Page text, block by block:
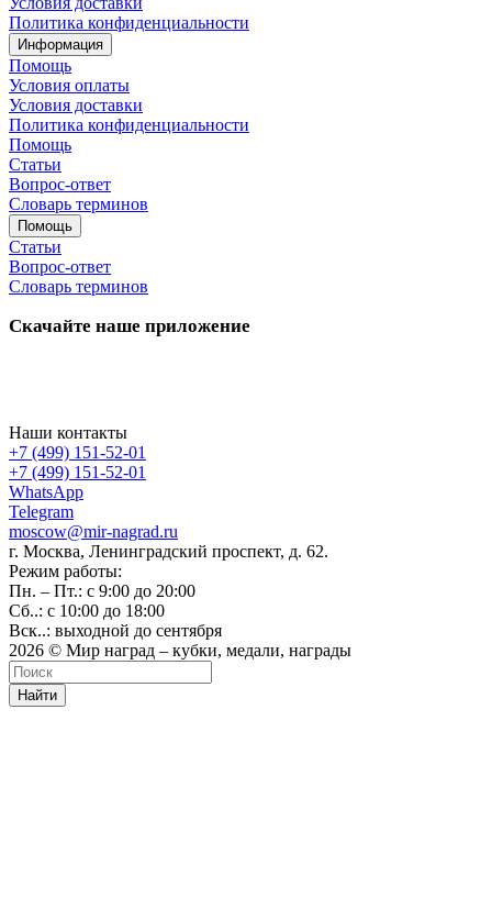
Политика конфиденциальности
Информация
Помощь
Условия оплаты
Условия доставки
Политика конфиденциальности
Помощь
Статьи
Вопрос-ответ
Словарь терминов
Помощь
Статьи
Вопрос-ответ
Словарь терминов
Скачайте наше приложение
Наши контакты
+7 (499) 151-52-01
+7 (499) 151-52-01
WhatsApp
Telegram
moscow@mir-nagrad.ru
г. Москва, Ленинградский проспект, д. 62.
Режим работы:
Пн. – Пт.: с 9:00 до 20:00
Сб..: с 10:00 до 18:00
Вск..: выходной до сентября
2026 © Мир наград – кубки, медали, награды
Найти